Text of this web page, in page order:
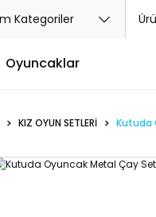
Oyuncaklar
KIZ OYUN SETLERİ Kutuda